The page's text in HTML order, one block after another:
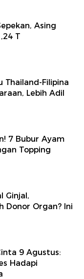
Asing
T
Thailand-Filipina
Lebih Adil
7 Bubur Ayam
Topping
Ginjal,
Donor Organ? Ini
9 Agustus:
Hadapi